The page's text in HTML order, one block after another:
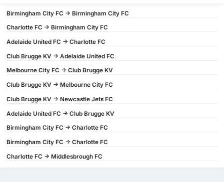
Birmingham City FC -> Birmingham City FC
Charlotte FC -> Birmingham City FC
Adelaide United FC -> Charlotte FC
Club Brugge KV -> Adelaide United FC
Melbourne City FC -> Club Brugge KV
Club Brugge KV -> Melbourne City FC
Club Brugge KV -> Newcastle Jets FC
Adelaide United FC -> Club Brugge KV
Birmingham City FC -> Charlotte FC
Birmingham City FC -> Charlotte FC
Charlotte FC -> Middlesbrough FC